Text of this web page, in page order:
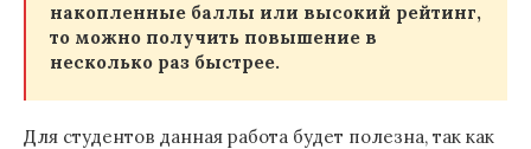
накопленные баллы или высокий рейтинг,
то можно получить повышение в
несколько раз быстрее.
Для студентов данная работа будет полезна, так как